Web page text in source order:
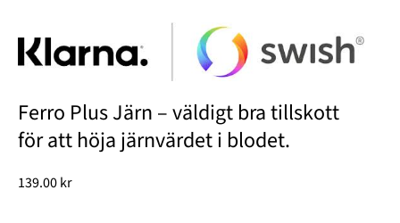
Ferro Plus Järn – väldigt bra tillskott
för att höja järnvärdet i blodet.
139.00kr